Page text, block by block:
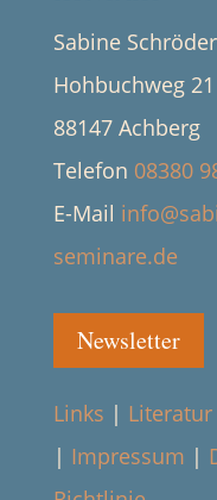
Sabine
Hohbuchweg 21
88147 Achberg
Telefon 08380
E-Mail
seminare.de
Newsletter
Links | Literatur
| Impressum |